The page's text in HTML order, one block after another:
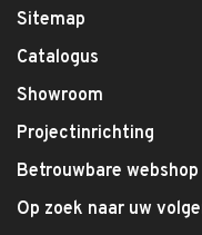
Sitemap
Catalogus
Showroom
Projectinrichting
Betrouwbare
Op zoek naar uw